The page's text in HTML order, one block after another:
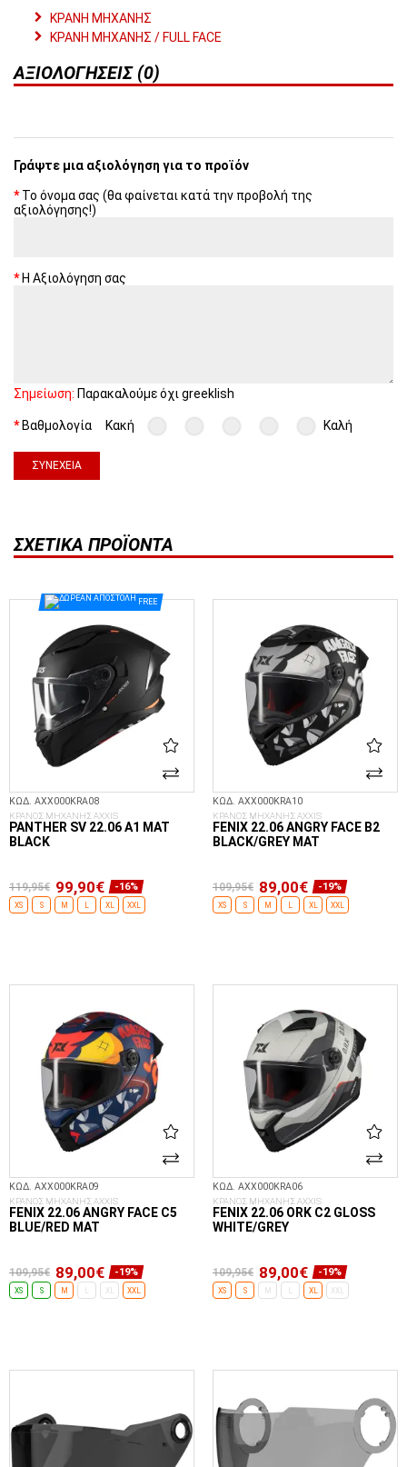
ΚΡΑΝΗ ΜΗΧΑΝΗΣ
ΚΡΑΝΗ ΜΗΧΑΝΗΣ / FULL FACE
ΑΞΙΟΛΟΓΉΣΕΙΣ (0)
Γράψτε μια αξιολόγηση για το προϊόν
Το όνομα σας (θα φαίνεται κατά την προβολή της
αξιολόγησης!)
Η Αξιολόγηση σας
Σημείωση: Παρακαλούμε όχι greeklish
Βαθμολογία Κακή Καλή
ΣΥΝΈΧΕΙΑ
ΣΧΕΤΙΚΆ ΠΡΟΪΌΝΤΑ
FREE
ΚΩΔ. AXX000KRA08
ΚΡΑΝΟΣ ΜΗΧΑΝΗΣ AXXIS
PANTHER SV 22.06 A1 MAT
BLACK
119,95€ 99,90€ -16%
XS S M XL XXL
ΚΩΔ. AXX000KRA10
ΚΡΑΝΟΣ ΜΗΧΑΝΗΣ AXXIS
FENIX 22.06 ANGRY FACE B2
BLACK/GREY MAT
109,95€ 89,00€ -19%
XS S M XL XXL
ΚΩΔ. AXX000KRA09
ΚΡΑΝΟΣ ΜΗΧΑΝΗΣ AXXIS
FENIX 22.06 ANGRY FACE C5
BLUE/RED MAT
109,95€ 89,00€ -19%
XS S M XL XXL
ΚΩΔ. AXX000KRA06
ΚΡΑΝΟΣ ΜΗΧΑΝΗΣ AXXIS
FENIX 22.06 ORK C2 GLOSS
WHITE/GREY
109,95€ 89,00€ -19%
XS S XL XXL